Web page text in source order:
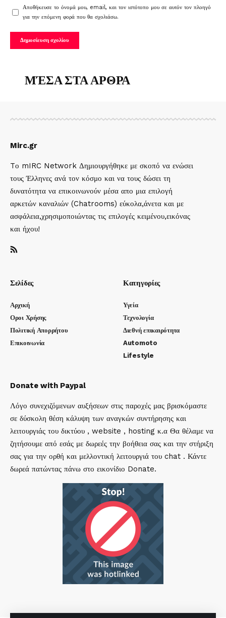
Αποθήκευσε το όνομά μου, email, και τον ιστότοπο μου σε αυτόν τον πλοηγό
για την επόμενη φορά που θα σχολιάσω.
ΜΈΣΑ ΣΤΑ ΑΡΘΡΑ
Mirc.gr
Tο mIRC Network Δημιουργήθηκε με σκοπό να ενώσει
τους Έλληνες ανά τον κόσμο και να τους δώσει τη
δυνατότητα να επικοινωνούν μέσα απο μια επιλογή
αρκετών καναλιών (Chatrooms) εύκολα,άνετα και με
ασφάλεια,χρησιμοποιώντας τις επιλογές κειμένου,εικόνας
και ήχου!
Σελίδες
Αρχική
Οροι Χρήσης
Πολιτική Απορρήτου
Επικοινωνία
Κατηγορίες
Υγεία
Τεχνολογία
Διεθνή επικαιρότητα
Automoto
Lifestyle
Donate with Paypal
Λόγο συνεχιζόμενων αυξήσεων στις παροχές μας βρισκόμαστε
σε δύσκολη θέση κάλυψη των αναγκών συντήρησης και
λειτουργιάς του δικτύου , website , hosting κ.α Θα θέλαμε να
ζητήσουμε από εσάς με δωρεές την βοήθεια σας και την στήριξη
σας για την ορθή και μελλοντική λειτουργιά του chat . Κάντε
δωρεά πατώντας πάνω στο εικονίδιο Donate.